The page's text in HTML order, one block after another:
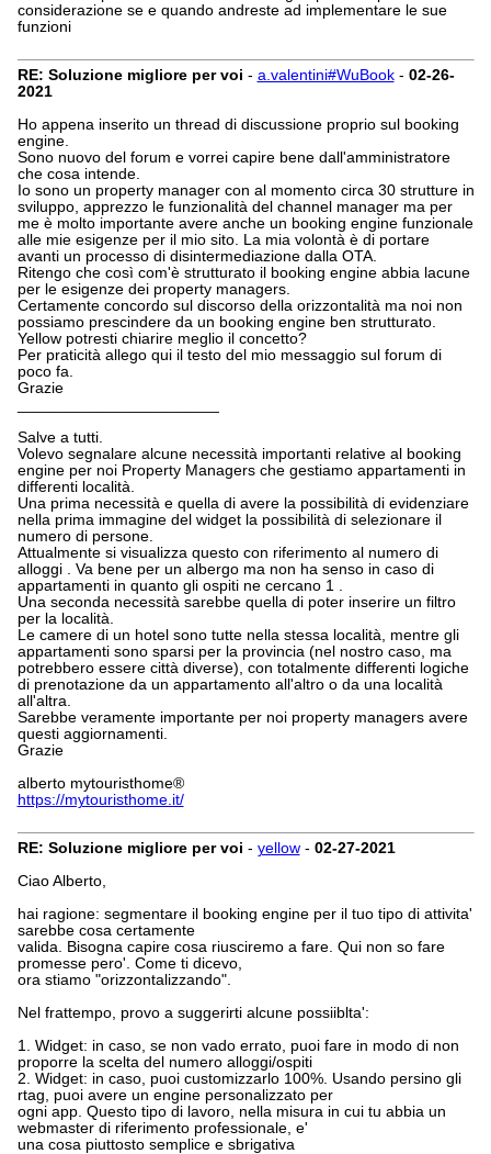
considerazione se e quando andreste ad implementare le sue
funzioni
RE: Soluzione migliore per voi - a.valentini#WuBook- 02-26-
2021
Ho appena inserito un thread di discussione proprio sul booking
engine.
Sono nuovo del forum e vorrei capire bene dall'amministratore
che cosa intende.
Io sono un property manager con al momento circa 30 strutture in
sviluppo, apprezzo le funzionalità del channel manager ma per
me è molto importante avere anche un booking engine funzionale
alle mie esigenze per il mio sito. La mia volontà è di portare
avanti un processo di disintermediazione dalla OTA.
Ritengo che così com'è strutturato il booking engine abbia lacune
per le esigenze dei property managers.
Certamente concordo sul discorso della orizzontalità ma noi non
possiamo prescindere da un booking engine ben strutturato.
Yellow potresti chiarire meglio il concetto?
Per praticità allego qui il testo del mio messaggio sul forum di
poco fa.
Grazie
Salve a tutti.
Volevo segnalare alcune necessità importanti relative al booking
engine per noi Property Managers che gestiamo appartamenti in
differenti località.
Una prima necessità e quella di avere la possibilità di evidenziare
nella prima immagine del widget la possibilità di selezionare il
numero di persone.
Attualmente si visualizza questo con riferimento al numero di
alloggi . Va bene per un albergo ma non ha senso in caso di
appartamenti in quanto gli ospiti ne cercano 1 .
Una seconda necessità sarebbe quella di poter inserire un filtro
per la località.
Le camere di un hotel sono tutte nella stessa località, mentre gli
appartamenti sono sparsi per la provincia (nel nostro caso, ma
potrebbero essere città diverse), con totalmente differenti logiche
di prenotazione da un appartamento all'altro o da una località
all'altra.
Sarebbe veramente importante per noi property managers avere
questi aggiornamenti.
Grazie
alberto mytouristhome®
https://mytouristhome.it/
RE: Soluzione migliore per voi - yellow- 02-27-2021
Ciao Alberto,
hai ragione: segmentare il booking engine per il tuo tipo di attivita'
sarebbe cosa certamente
valida. Bisogna capire cosa riusciremo a fare. Qui non so fare
promesse pero'. Come ti dicevo,
ora stiamo "orizzontalizzando".
Nel frattempo, provo a suggerirti alcune possiiblta':
1. Widget: in caso, se non vado errato, puoi fare in modo di non
proporre la scelta del numero alloggi/ospiti
2. Widget: in caso, puoi customizzarlo 100%. Usando persino gli
rtag, puoi avere un engine personalizzato per
ogni app. Questo tipo di lavoro, nella misura in cui tu abbia un
webmaster di riferimento professionale, e'
una cosa piuttosto semplice e sbrigativa